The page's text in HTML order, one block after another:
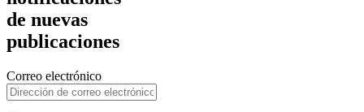
de nuevas
publicaciones
Correo electrónico